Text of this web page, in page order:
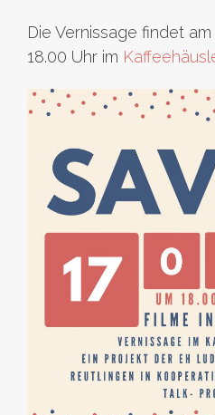
Die Vernissage findet
18.00 Uhr im